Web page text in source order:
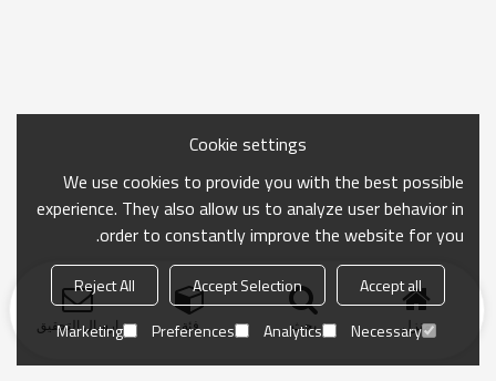
منزل بحث فئة ارسال التحقيق
Cookie settings
We use cookies to provide you with the best possible
experience. They also allow us to analyze user behavior in
order to constantly improve the website for you.
Accept all
Accept Selection
Reject All
Necessary
Analytics
Preferences
Marketing